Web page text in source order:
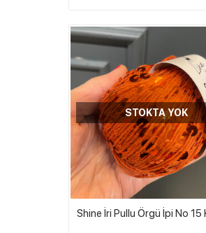
STOKTA YOK
Shine İri Pullu Örgü İpi No 15